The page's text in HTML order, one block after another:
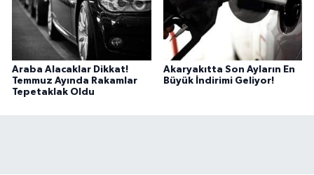
Araba Alacaklar Dikkat!
Temmuz Ayında Rakamlar
Tepetaklak Oldu
Akaryakıtta Son Ayların En
Büyük İndirimi Geliyor!